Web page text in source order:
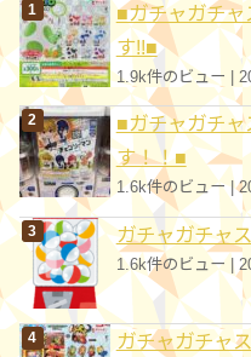
ー
■ガチャガチャ
す!!■
1.9k件のビュー
■ガチャガチ
す！！■
1.6k件のビュー|
ガチャガチャ
1.6k件のビュー|
ガチャガチャ